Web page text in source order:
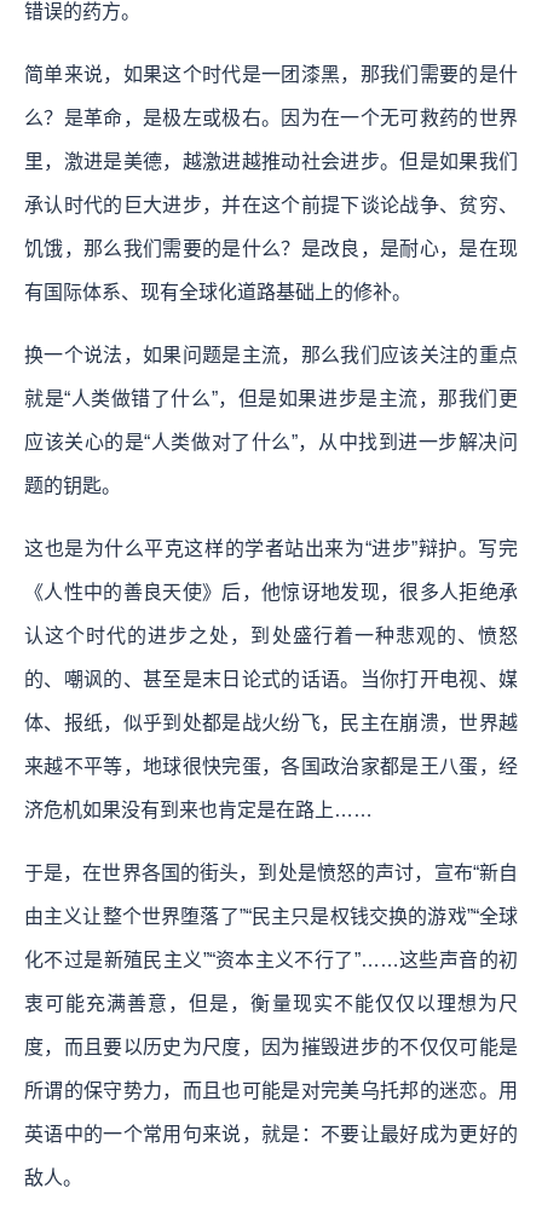
错误的药方。
简单来说，如果这个时代是一团漆黑，那我们需要的是什
么？是革命，是极左或极右。因为在一个无可救药的世界
里，激进是美德，越激进越推动社会进步。但是如果我们
承认时代的巨大进步，并在这个前提下谈论战争、贫穷、
饥饿，那么我们需要的是什么？是改良，是耐心，是在现
有国际体系、现有全球化道路基础上的修补。
换一个说法，如果问题是主流，那么我们应该关注的重点
就是“人类做错了什么”，但是如果进步是主流，那我们更
应该关心的是“人类做对了什么”，从中找到进一步解决问
题的钥匙。
这也是为什么平克这样的学者站出来为“进步”辩护。写完
《人性中的善良天使》后，他惊讶地发现，很多人拒绝承
认这个时代的进步之处，到处盛行着一种悲观的、愤怒
的、嘲讽的、甚至是末日论式的话语。当你打开电视、媒
体、报纸，似乎到处都是战火纷飞，民主在崩溃，世界越
来越不平等，地球很快完蛋，各国政治家都是王八蛋，经
济危机如果没有到来也肯定是在路上……
于是，在世界各国的街头，到处是愤怒的声讨，宣布“新自
由主义让整个世界堕落了”“民主只是权钱交换的游戏”“全球
化不过是新殖民主义”“资本主义不行了”……这些声音的初
衷可能充满善意，但是，衡量现实不能仅仅以理想为尺
度，而且要以历史为尺度，因为摧毁进步的不仅仅可能是
所谓的保守势力，而且也可能是对完美乌托邦的迷恋。用
英语中的一个常用句来说，就是：不要让最好成为更好的
敌人。